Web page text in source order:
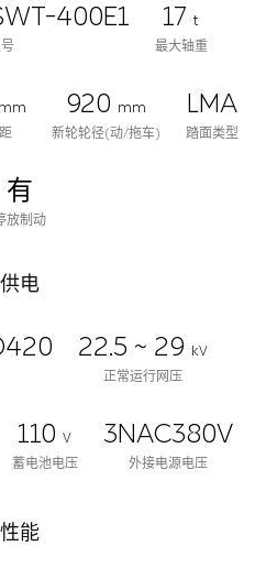
400E1 17 t
最大轴重
mm
920 mm
新轮轮径(动/拖车)
LMA
踏面类型
有
放制动
供电
22.5 ~ 29
kV
正常运行网压
110 V
蓄电池电压
3NAC380V
外接电源电压
性能